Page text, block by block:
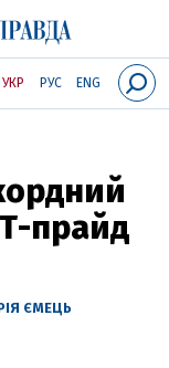
УКР РУС ENG
прайд
ЄМЕЦЬ